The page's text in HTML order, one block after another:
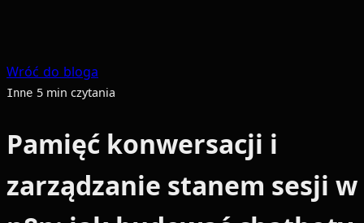
Wróć do bloga
Inne 5 min czytania
Pamięć konwersacji i
zarządzanie stanem sesji w